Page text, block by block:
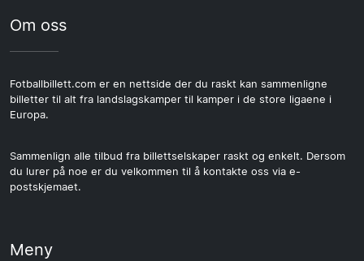
Om oss
Fotballbillett.com er en nettside der du raskt kan sammenligne
billetter til alt fra landslagskamper til kamper i de store ligaene i
Europa.
Sammenlign alle tilbud fra billettselskaper raskt og enkelt. Dersom
du lurer på noe er du velkommen til å kontakte oss via e-
postskjemaet.
Meny